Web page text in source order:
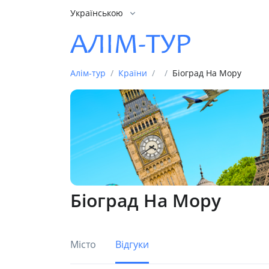
Українською
Алім-тур Країни Біоград На Мору
Біоград На Мору
Місто Відгуки